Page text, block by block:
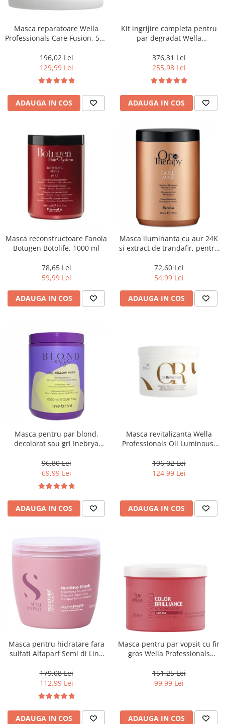
Masca reparatoare Wella
Professionals Care Fusion, 500
196,02 Lei
129,99 Lei
ADAUGA IN COS
Kit ingrijire completa pentru
par degradat Wella
Salon Size
376,31 Lei
255,98 Lei
ADAUGA IN COS
Masca reconstructoare Fanola
Botugen Botolife, 1000 ml
78,65 Lei
59,99 Lei
ADAUGA IN COS
Masca iluminanta cu aur 24K
si extract de trandafir, pentru
Oro Therapy, 1000 ml
72,60 Lei
54,99 Lei
ADAUGA IN COS
Masca pentru par blond,
decolorat sau gri Inebrya
96,80 Lei
69,99 Lei
ADAUGA IN COS
Masca revitalizanta Wella
Professionals Oil Luminous,
196,02 Lei
124,99 Lei
ADAUGA IN COS
Masca pentru hidratare fara
sulfati Alfaparf Semi di Lino
ml
179,08 Lei
112,99 Lei
ADAUGA IN COS
Masca pentru par vopsit cu fir
gros Wella Professionals
151,25 Lei
99,99 Lei
ADAUGA IN COS